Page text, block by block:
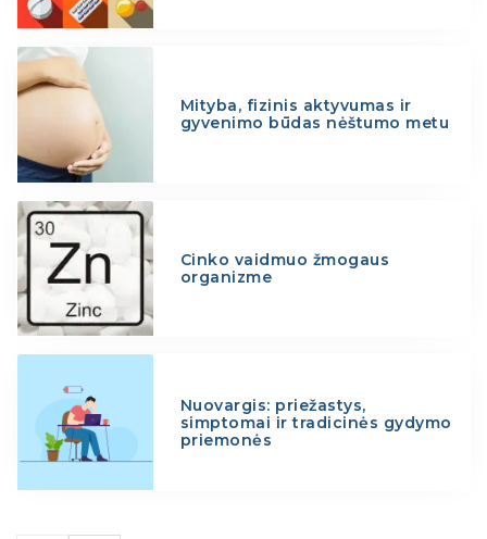
Mityba, fizinis aktyvumas ir
gyvenimo būdas nėštumo metu
Cinko vaidmuo žmogaus
organizme
Nuovargis: priežastys,
simptomai ir tradicinės gydymo
priemonės